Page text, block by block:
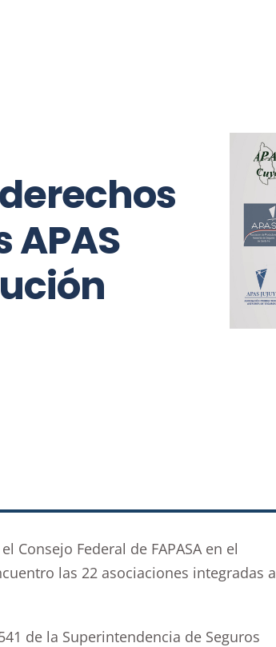
Consejo Federal de FAPASA en el
las 22 asociaciones integradas a
de la Superintendencia de Seguros